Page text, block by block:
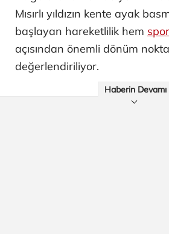
Mısırlı yıldızın kente ayak
başlayan hareketlilik hem spor
açısından önemli dönüm
değerlendiriliyor.
Haberin Devamı